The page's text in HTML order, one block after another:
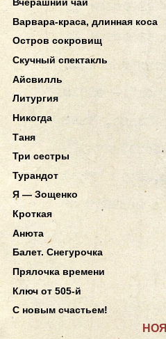
Варвара-краса, длинная коса
Остров сокровищ
Скучный спектакль
Айсвилль
Литургия
Никогда
Таня
Три сестры
Турандот
Я — Зощенко
Кроткая
Анюта
Балет. Снегурочка
Прялочка времени
Ключ от 505-й
С новым счастьем!